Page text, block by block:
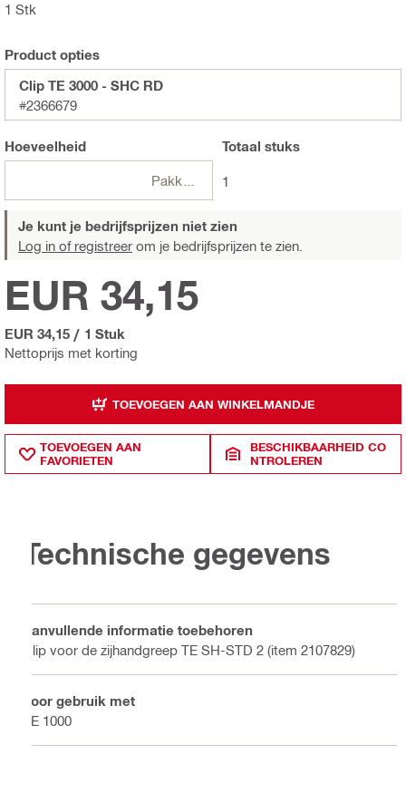
1 Stk
Product opties
Clip TE 3000 - SHC RD
#2366679
Hoeveelheid
Pakketten
Totaal stuks
1
Je kunt je bedrijfsprijzen niet zien
Log in of registreer om je bedrijfsprijzen te zien.
Nettoprijs met korting
EUR 34,15
EUR 34,15 / 1 Stuk
TOEVOEGEN AAN WINKELMANDJE
TOEVOEGEN AAN
FAVORIETEN
BESCHIKBAARHEID CO
NTROLEREN
Technische gegevens
Aanvullende informatie toebehoren
Clip voor de zijhandgreep TE SH-STD 2 (item 2107829)
Voor gebruik met
TE 1000